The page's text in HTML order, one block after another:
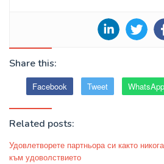
Share this:
Facebook Tweet WhatsApp
Related posts:
Удовлетворете партньора си както
към удоволствието